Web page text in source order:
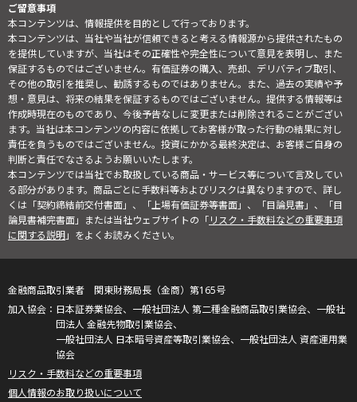
ご留意事項
本コンテンツは、情報提供を目的として行っております。
本コンテンツは、当社や当社が信頼できると考える情報源から提供されたもの
を提供していますが、当社はその正確性や完全性について意見を表明し、また
保証するものではございません。有価証券の購入、売却、デリバティブ取引、
その他の取引を推奨し、勧誘するものではありません。また、過去の実績や予
想・意見は、将来の結果を保証するものではございません。提供する情報等は
作成時現在のものであり、今後予告なしに変更または削除されることがござい
ます。当社は本コンテンツの内容に依拠してお客様が取った行動の結果に対し
責任を負うものではございません。投資にかかる最終決定は、お客様ご自身の
判断と責任でなさるようお願いいたします。
本コンテンツでは当社でお取扱している商品・サービス等について言及してい
る部分があります。商品ごとに手数料等およびリスクは異なりますので、詳し
くは「契約締結前交付書面」、「上場有価証券等書面」、「目論見書」、「目
論見書補完書面」または当社ウェブサイトの「リスク・手数料などの重要事項
に関する説明」をよくお読みください。
金融商品取引業者 関東財務局長（金商）第165号
日本証券業協会、一般社団法人 第二種金融商品取引業協会、一般社
団法人 金融先物取引業協会、
一般社団法人 日本暗号資産等取引業協会、一般社団法人 資産運用業
協会
リスク・手数料などの重要事項
個人情報のお取り扱いについて